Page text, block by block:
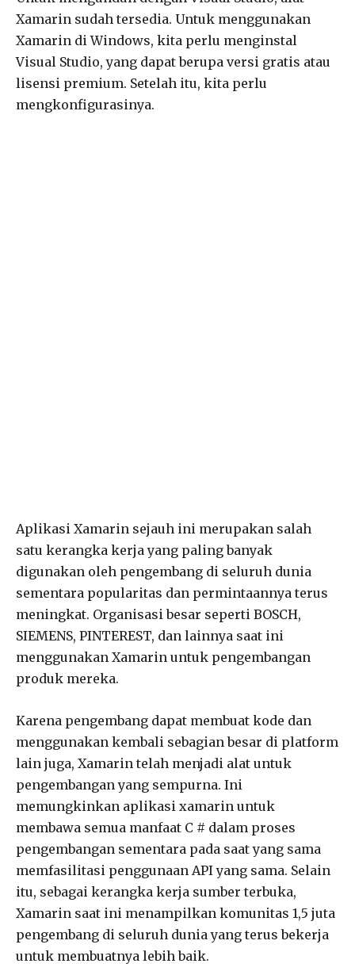
Xamarin sudah tersedia. Untuk menggunakan
Xamarin di Windows, kita perlu menginstal
Visual Studio, yang dapat berupa versi gratis atau
lisensi premium. Setelah itu, kita perlu
mengkonfigurasinya.
Aplikasi Xamarin sejauh ini merupakan salah
satu kerangka kerja yang paling banyak
digunakan oleh pengembang di seluruh dunia
sementara popularitas dan permintaannya terus
meningkat. Organisasi besar seperti BOSCH,
SIEMENS, PINTEREST, dan lainnya saat ini
menggunakan Xamarin untuk pengembangan
produk mereka.
Karena pengembang dapat membuat kode dan
menggunakan kembali sebagian besar di platform
lain juga, Xamarin telah menjadi alat untuk
pengembangan yang sempurna. Ini
memungkinkan aplikasi xamarin untuk
membawa semua manfaat C # dalam proses
pengembangan sementara pada saat yang sama
memfasilitasi penggunaan API yang sama. Selain
itu, sebagai kerangka kerja sumber terbuka,
Xamarin saat ini menampilkan komunitas 1,5 juta
pengembang di seluruh dunia yang terus bekerja
untuk membuatnya lebih baik.